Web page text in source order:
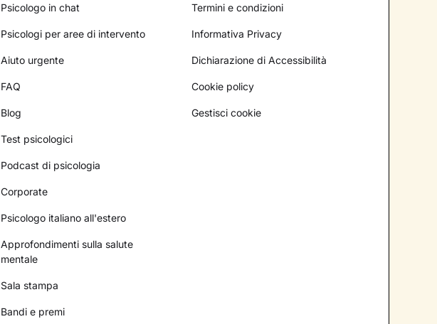
Psicologo in chat
Psicologi per aree di intervento
Aiuto urgente
FAQ
Blog
Test psicologici
Podcast di psicologia
Corporate
Psicologo italiano all'estero
Approfondimenti sulla salute
mentale
Sala stampa
Bandi e premi
Termini e condizioni
Informativa Privacy
Dichiarazione di Accessibilità
Cookie policy
Gestisci cookie